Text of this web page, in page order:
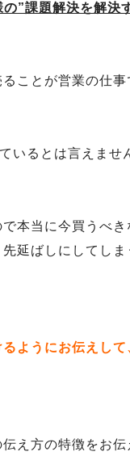
”課題解決を解決
ことが営業の仕事
いるとは言えませ
本当に今買うべ
延ばしにしてし
ようにお伝えし
え方の特徴をお伝